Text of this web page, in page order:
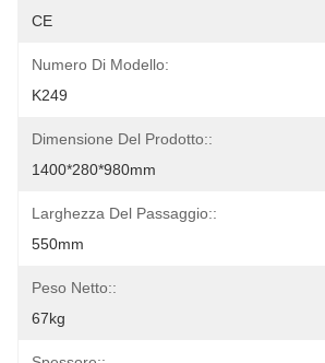
CE
Numero Di Modello:
K249
Dimensione Del Prodotto::
1400*280*980mm
Larghezza Del Passaggio::
550mm
Peso Netto::
67kg